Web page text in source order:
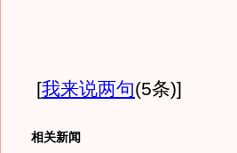
[我来说两句(5条)]
相关新闻